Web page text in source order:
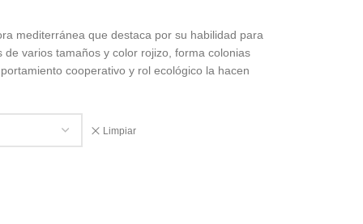
mediterránea que destaca por su habilidad para
varios tamaños y color rojizo, forma colonias
cooperativo y rol ecológico la hacen
Limpiar